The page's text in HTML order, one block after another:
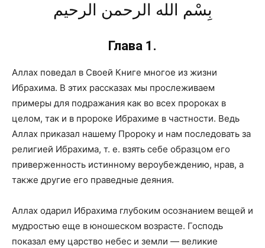
بِسْم الله الرحمن الرحيم
Глава 1.
Аллах поведал в Своей Книге многое из жизни
Ибрахима. В этих рассказах мы прослеживаем
примеры для подражания как во всех пророках в
целом, так и в пророке Ибрахиме в частности. Ведь
Аллах приказал нашему Пророку и нам последовать за
религией Ибрахима, т. е. взять себе образцом его
приверженность истинному вероубеждению, нрав, а
также другие его праведные деяния.
Аллах одарил Ибрахима глубоким осознанием вещей и
мудростью еще в юношеском возрасте. Господь
показал ему царство небес и земли — великие